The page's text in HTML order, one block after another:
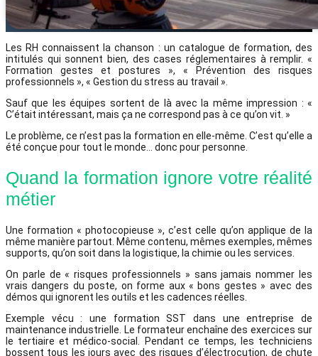
Les RH connaissent la chanson : un catalogue de formation, des
intitulés qui sonnent bien, des cases réglementaires à remplir. «
Formation gestes et postures », « Prévention des risques
professionnels », « Gestion du stress au travail ».
Sauf que les équipes sortent de là avec la même impression : «
C’était intéressant, mais ça ne correspond pas à ce qu’on vit. »
Le problème, ce n’est pas la formation en elle-même. C’est qu’elle a
été conçue pour tout le monde… donc pour personne.
Quand la formation ignore votre réalité
métier
Une formation « photocopieuse », c’est celle qu’on applique de la
même manière partout. Même contenu, mêmes exemples, mêmes
supports, qu’on soit dans la logistique, la chimie ou les services.
On parle de « risques professionnels » sans jamais nommer les
vrais dangers du poste, on forme aux « bons gestes » avec des
démos qui ignorent les outils et les cadences réelles.
Exemple vécu : une formation SST dans une entreprise de
maintenance industrielle. Le formateur enchaîne des exercices sur
le tertiaire et médico-social. Pendant ce temps, les techniciens
bossent tous les jours avec des risques d’électrocution, de chute